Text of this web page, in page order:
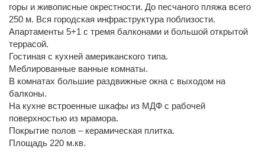
горы и живописные окрестности. До песчаного пляжа всего
250 м. Вся городская инфраструктура поблизости.
Апартаменты 5+1 с тремя балконами и большой открытой
террасой.
Гостиная с кухней американского типа.
Меблированные ванные комнаты.
В комнатах большие раздвижные окна с выходом на
балконы.
На кухне встроенные шкафы из МДФ с рабочей
поверхностью из мрамора.
Покрытие полов – керамическая плитка.
Площадь 220 м.кв.